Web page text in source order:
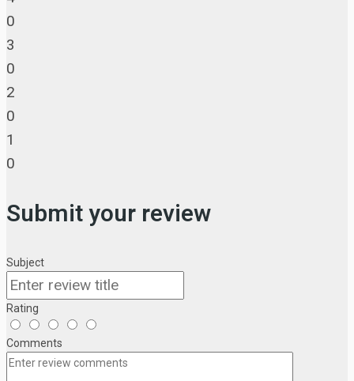
0
3
0
2
0
1
0
Submit your review
Subject
Rating
Comments